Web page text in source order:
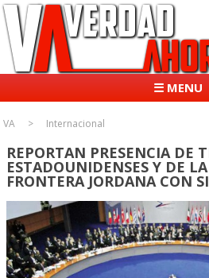
☰ MENU
VA Internacional
REPORTAN PRESENCIA DE
ESTADOUNIDENSES Y DE
FRONTERA JORDANA CON